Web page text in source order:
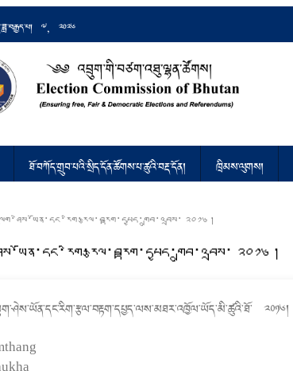
7, 2026
ཐོ་བཀོད་གྲུབ་པའི་སྲིད་དོན་ཚོགས་པ་ཚུའི་བརྡ་དོན། ཁྲིམས་ལུགས།
༢༠༡༦ །
༢༠༡༦ །
༢༠༡༦།